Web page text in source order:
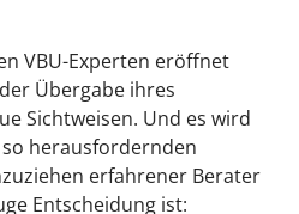
VBU-Experten eröffnet
Übergabe ihres
Sichtweisen. Und es wird
herausfordernden
erfahrener Berater
Entscheidung ist: